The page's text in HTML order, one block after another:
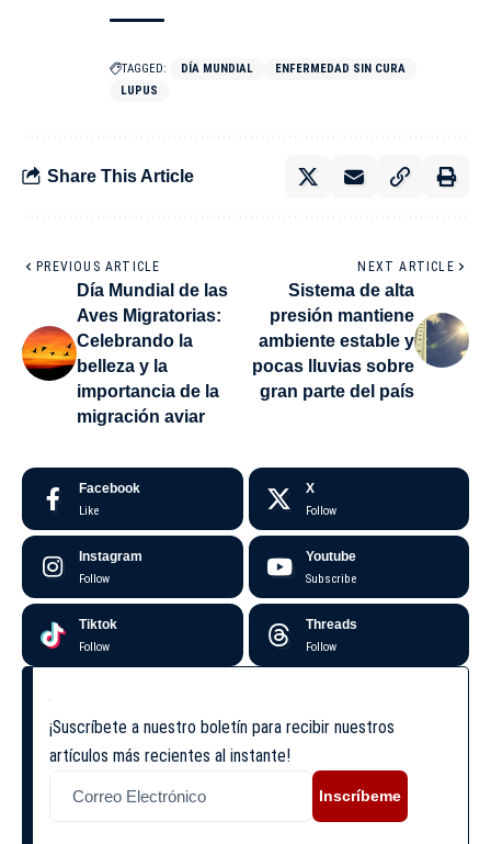
TAGGED: DÍA MUNDIAL
ENFERMEDAD SIN CURA
LUPUS
Share This Article
PREVIOUS ARTICLE
Día Mundial de las
Aves Migratorias:
Celebrando la
belleza y la
importancia de la
migración aviar
NEXT ARTICLE
Sistema de alta
presión mantiene
ambiente estable y
pocas lluvias sobre
gran parte del país
Facebook
Like
X
Follow
Instagram
Follow
Youtube
Subscribe
Tiktok
Follow
Threads
Follow
¡Suscríbete a nuestro boletín para recibir nuestros
artículos más recientes al instante!
Inscríbeme